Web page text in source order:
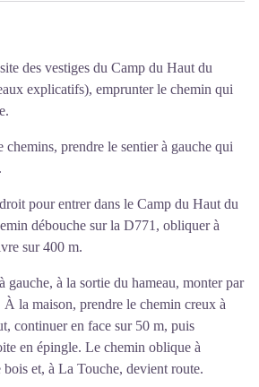
des vestiges du Camp du Haut du
explicatifs), emprunter le chemin qui
chemins, prendre le sentier à gauche qui
pour entrer dans le Camp du Haut du
débouche sur la D771, obliquer à
sur 400 m.
gauche, à la sortie du hameau, monter par
la maison, prendre le chemin creux à
continuer en face sur 50 m, puis
en épingle. Le chemin oblique à
bois et, à La Touche, devient route.